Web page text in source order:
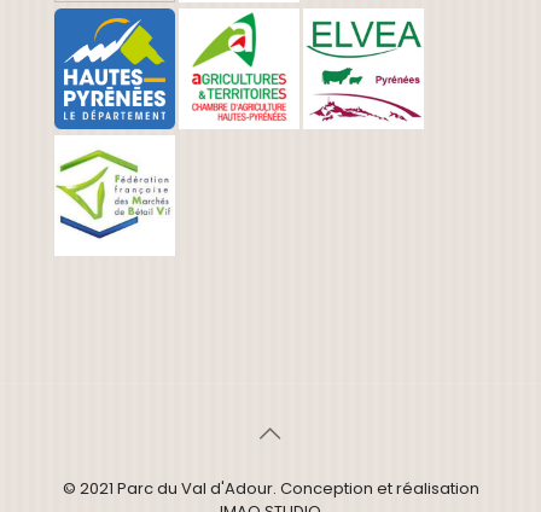
© 2021 Parc du Val d'Adour. Conception et réalisation